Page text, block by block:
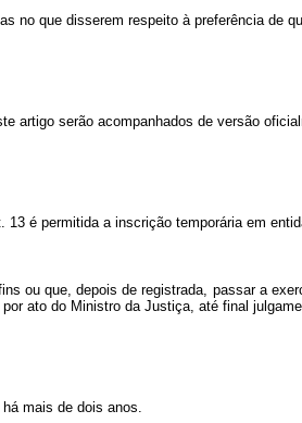
no que disserem respeito à preferência de
artigo serão acompanhados de versão
é permitida a inscrição temporária em
ou que, depois de registrada, passar a
ato do Ministro da Justiça, até final
mais de dois anos.